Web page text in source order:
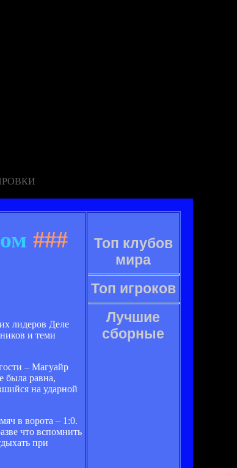
###
лидеров Деле
и теми
– Магуайр
была равна,
на ударной
в ворота – 1:0.
что вспомнить
при
Топ клубов
мира
Топ игроков
Лучшие
сборные